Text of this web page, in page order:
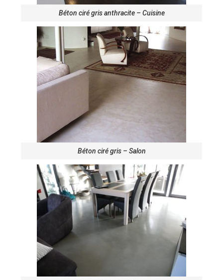
Béton ciré gris anthracite – Cuisine
Béton ciré gris – Salon